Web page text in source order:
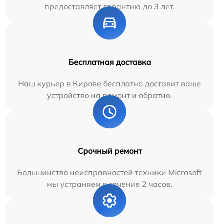
предоставляет гарантию до 3 лет.
Бесплатная доставка
Наш курьер в Кирове бесплатно доставит ваше
устройство на ремонт и обратно.
Срочный ремонт
Большинство неисправностей техники Microsoft
мы устраняем в течение 2 часов.